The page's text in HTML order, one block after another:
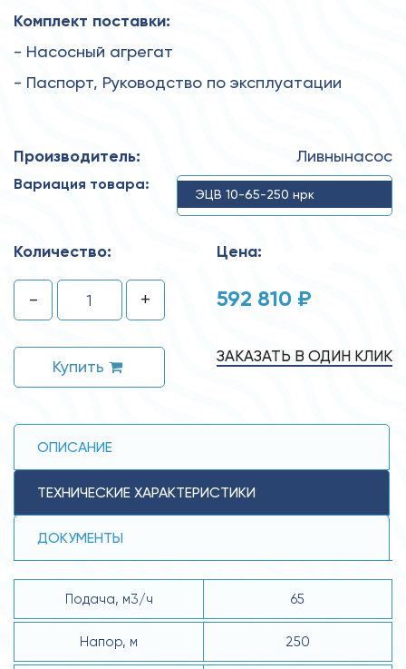
Комплект поставки:
- Насосный агрегат
- Паспорт, Руководство по эксплуатации
Производитель: Ливнынасос
Вариация товара:
ЭЦВ 10-65-250 нрк
Количество:
- +
Купить
Цена:
592 810 ₽
ЗАКАЗАТЬ В ОДИН КЛИК
ОПИСАНИЕ
ТЕХНИЧЕСКИЕ ХАРАКТЕРИСТИКИ
ДОКУМЕНТЫ
Подача, м3/ч 65
Напор, м 250